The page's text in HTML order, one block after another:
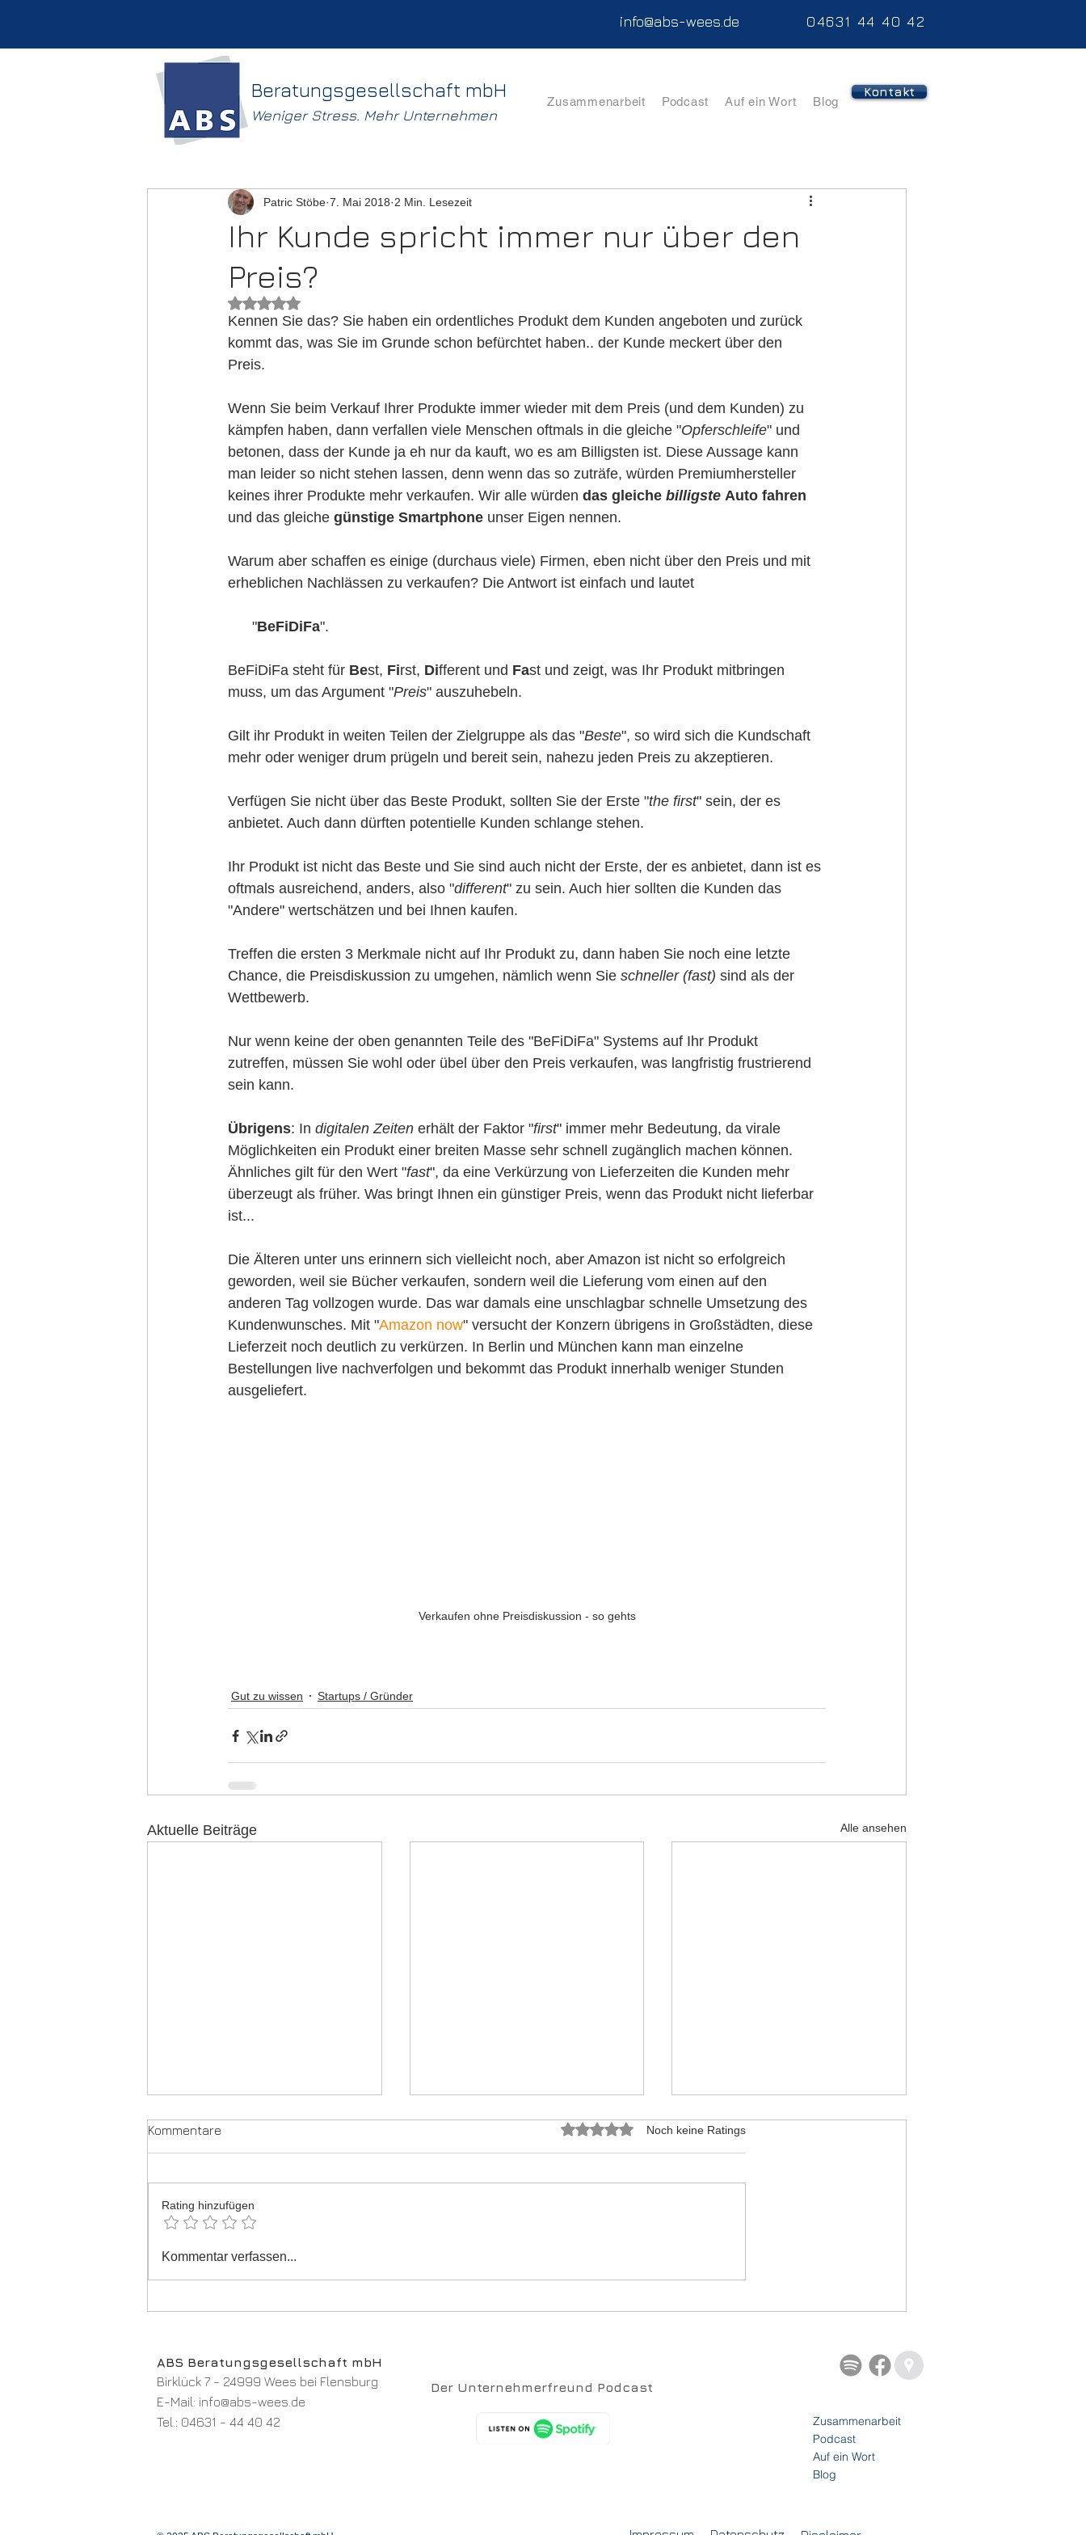
info@abs-wees.de 04631 44 40 42
Beratungsgesellschaft mbH
Weniger Stress. Mehr Unternehmen
Zusammenarbeit Podcast Auf ein Wort Blog
Kontakt
Ihr Kunde spricht immer nur über den
Preis?
Patric Stöbe 7. Mai 2018 2 Min. Lesezeit
Mit NaN von 5 Sternen bewertet.
Kennen Sie das? Sie haben ein ordentliches Produkt dem Kunden angeboten und zurück
kommt das, was Sie im Grunde schon befürchtet haben.. der Kunde meckert über den
Preis.
Wenn Sie beim Verkauf Ihrer Produkte immer wieder mit dem Preis (und dem Kunden) zu
kämpfen haben, dann verfallen viele Menschen oftmals in die gleiche "Opferschleife" und
betonen, dass der Kunde ja eh nur da kauft, wo es am Billigsten ist. Diese Aussage kann
man leider so nicht stehen lassen, denn wenn das so zuträfe, würden Premiumhersteller
keines ihrer Produkte mehr verkaufen. Wir alle würden das gleiche billigste Auto fahren
und das gleiche günstige Smartphone unser Eigen nennen.
Warum aber schaffen es einige (durchaus viele) Firmen, eben nicht über den Preis und mit
erheblichen Nachlässen zu verkaufen? Die Antwort ist einfach und lautet
      "
BeFiDiFa".
BeFiDiFa steht für Best, First, Different und Fast und zeigt, was Ihr Produkt mitbringen
muss, um das Argument "Preis" auszuhebeln.
Gilt ihr Produkt in weiten Teilen der Zielgruppe als das "Beste", so wird sich die Kundschaft
mehr oder weniger drum prügeln und bereit sein, nahezu jeden Preis zu akzeptieren.
Verfügen Sie nicht über das Beste Produkt, sollten Sie der Erste "the first" sein, der es
anbietet. Auch dann dürften potentielle Kunden schlange stehen.
Ihr Produkt ist nicht das Beste und Sie sind auch nicht der Erste, der es anbietet, dann ist es
oftmals ausreichend, anders, also "different" zu sein. Auch hier sollten die Kunden das
"Andere" wertschätzen und bei Ihnen kaufen.
Treffen die ersten 3 Merkmale nicht auf Ihr Produkt zu, dann haben Sie noch eine letzte
Chance, die Preisdiskussion zu umgehen, nämlich wenn Sie schneller (fast) sind als der
Wettbewerb.
Nur wenn keine der oben genannten Teile des "BeFiDiFa" Systems auf Ihr Produkt
zutreffen, müssen Sie wohl oder übel über den Preis verkaufen, was langfristig frustrierend
sein kann.
Übrigens: In digitalen Zeiten erhält der Faktor "first" immer mehr Bedeutung, da virale
Möglichkeiten ein Produkt einer breiten Masse sehr schnell zugänglich machen können.
Ähnliches gilt für den Wert "fast", da eine Verkürzung von Lieferzeiten die Kunden mehr
überzeugt als früher. Was bringt Ihnen ein günstiger Preis, wenn das Produkt nicht lieferbar
ist...
Die Älteren unter uns erinnern sich vielleicht noch, aber Amazon ist nicht so erfolgreich
geworden, weil sie Bücher verkaufen, sondern weil die Lieferung vom einen auf den
anderen Tag vollzogen wurde. Das war damals eine unschlagbar schnelle Umsetzung des
Kundenwunsches. Mit "Amazon now" versucht der Konzern übrigens in Großstädten, diese
Lieferzeit noch deutlich zu verkürzen. In Berlin und München kann man einzelne
Bestellungen live nachverfolgen und bekommt das Produkt innerhalb weniger Stunden
ausgeliefert.
Verkaufen ohne Preisdiskussion - so gehts
Gut zu wissen Startups / Gründer
Aktuelle Beiträge Alle ansehen
E-Rechnungen
Kommentare Mit 0 von 5 Sternen bewertet.
Noch keine Ratings
Rating hinzufügen
Kommentar verfassen...
ABS Beratungsgesellschaft mbH
Birklück 7 - 24999 Wees bei Flensburg
E-Mail: info@abs-wees.de
Tel.: 04631 - 44 40 42
Der Unternehmerfreund Podcast
Zusammenarbeit
Podcast
Auf ein Wort
Blog